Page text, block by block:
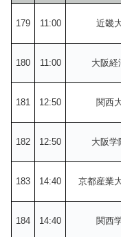
179 11:00 近畿
180 11:00 大阪
181 12:50 関西
182 12:50 大阪
183 14:40 京都産業
184 14:40 関西